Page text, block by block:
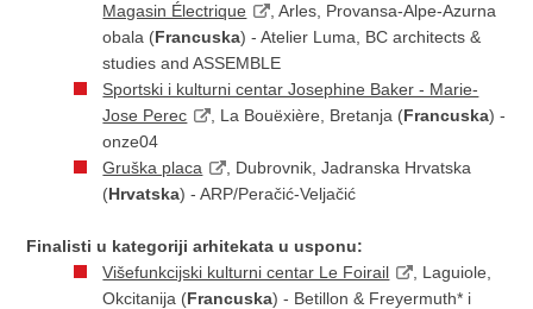
Magasin Électrique
, Arles, Provansa-Alpe-Azurna
obala (Francuska) - Atelier Luma, BC architects &
studies and ASSEMBLE
Sportski i kulturni centar Josephine Baker - Marie-
Jose Perec
, La Bouëxière, Bretanja (Francuska) -
onze04
Gruška placa
, Dubrovnik, Jadranska Hrvatska
(Hrvatska) - ARP/Peračić-Veljačić
Finalisti u kategoriji arhitekata u usponu:
Višefunkcijski kulturni centar Le Foirail
, Laguiole,
Okcitanija (Francuska) - Betillon & Freyermuth* i